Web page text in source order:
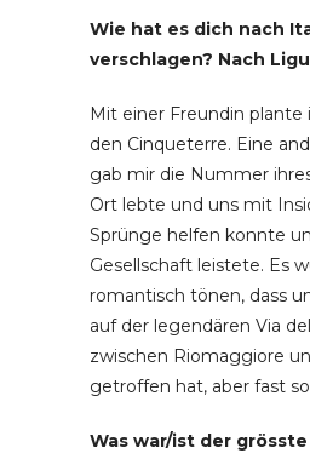
Wie hat es dich nach
verschlagen? Nach
Mit einer Freundin plante
den Cinqueterre. Eine
gab mir die Nummer
Ort lebte und uns mit
Sprünge helfen konnte
Gesellschaft leistete. Es
romantisch tönen, dass
auf der legendären Via
zwischen Riomaggiore
getroffen hat, aber fast
Was war/ist der